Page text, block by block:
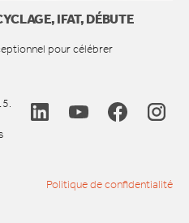
IFAT, DÉBUTE
pour célébrer
Politique de confidentialité